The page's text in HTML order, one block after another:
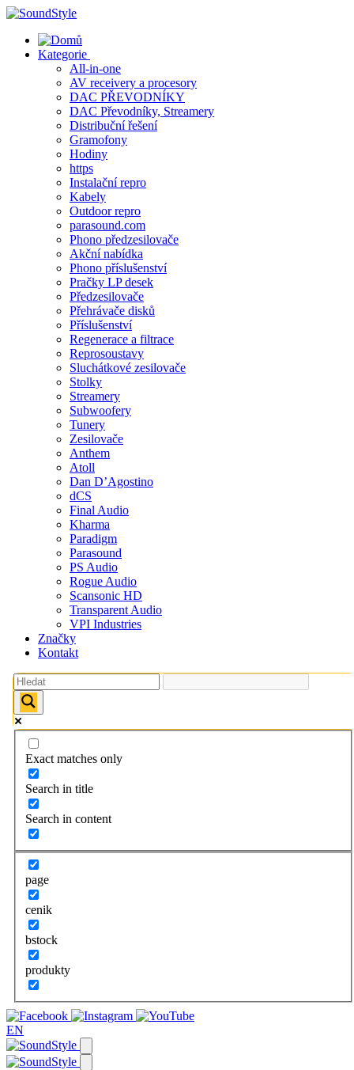
Skip
content
Kategorie
All-in-one
AV receivery a procesory
DAC PŘEVODNÍKY
DAC Převodníky, Streamery
Distribuční řešení
Gramofony
Hodiny
https
Instalační repro
Kabely
Outdoor repro
parasound.com
Phono předzesilovače
Akční nabídka
Phono příslušenství
Pračky LP desek
Předzesilovače
Přehrávače disků
Příslušenství
Regenerace a filtrace
Reprosoustavy
Sluchátkové zesilovače
Stolky
Streamery
Subwoofery
Tunery
Zesilovače
Anthem
Atoll
Dan D’Agostino
dCS
Final Audio
Kharma
Paradigm
Parasound
PS Audio
Rogue Audio
Scansonic HD
Transparent Audio
VPI Industries
Značky
Kontakt
Exact matches only
Search in title
Search in content
page
cenik
bstock
produkty
EN